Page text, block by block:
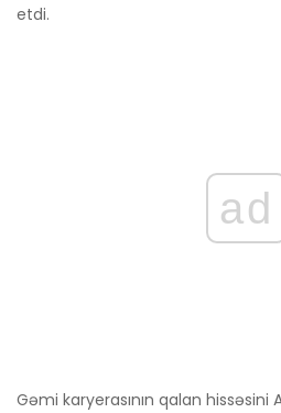
etdi.
ad
Gəmi karyerasının qalan hissəsini